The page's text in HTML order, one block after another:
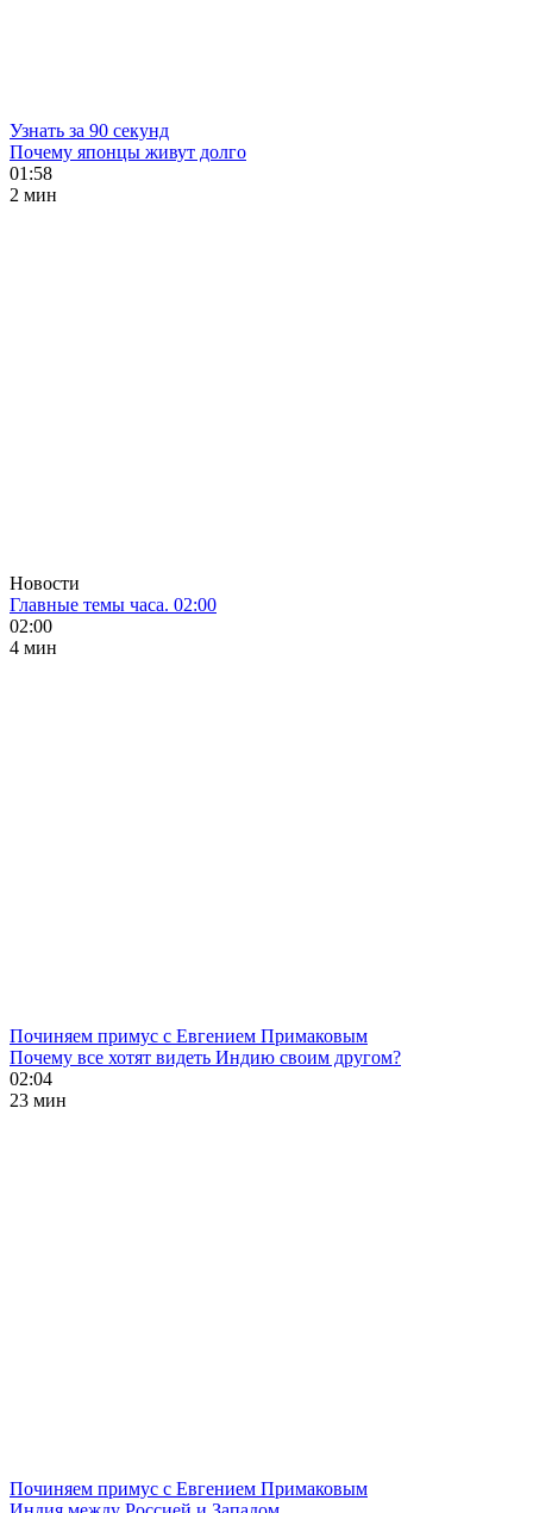
Узнать за 90 секунд
Почему японцы живут долго
01:58
2 мин
Новости
Главные темы часа. 02:00
02:00
4 мин
Починяем примус с Евгением Примаковым
Почему все хотят видеть Индию своим другом?
02:04
23 мин
Починяем примус с Евгением Примаковым